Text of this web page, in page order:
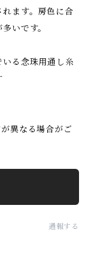
ます。房色に合
いです。
る念珠用通し糸
異なる場合がご
通報する